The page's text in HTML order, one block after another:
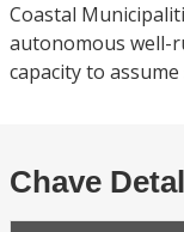
Coastal
autonomous well-
capacity to
Chave